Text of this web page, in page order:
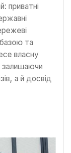
приватні
та
власну
залишаючи
а й досвід